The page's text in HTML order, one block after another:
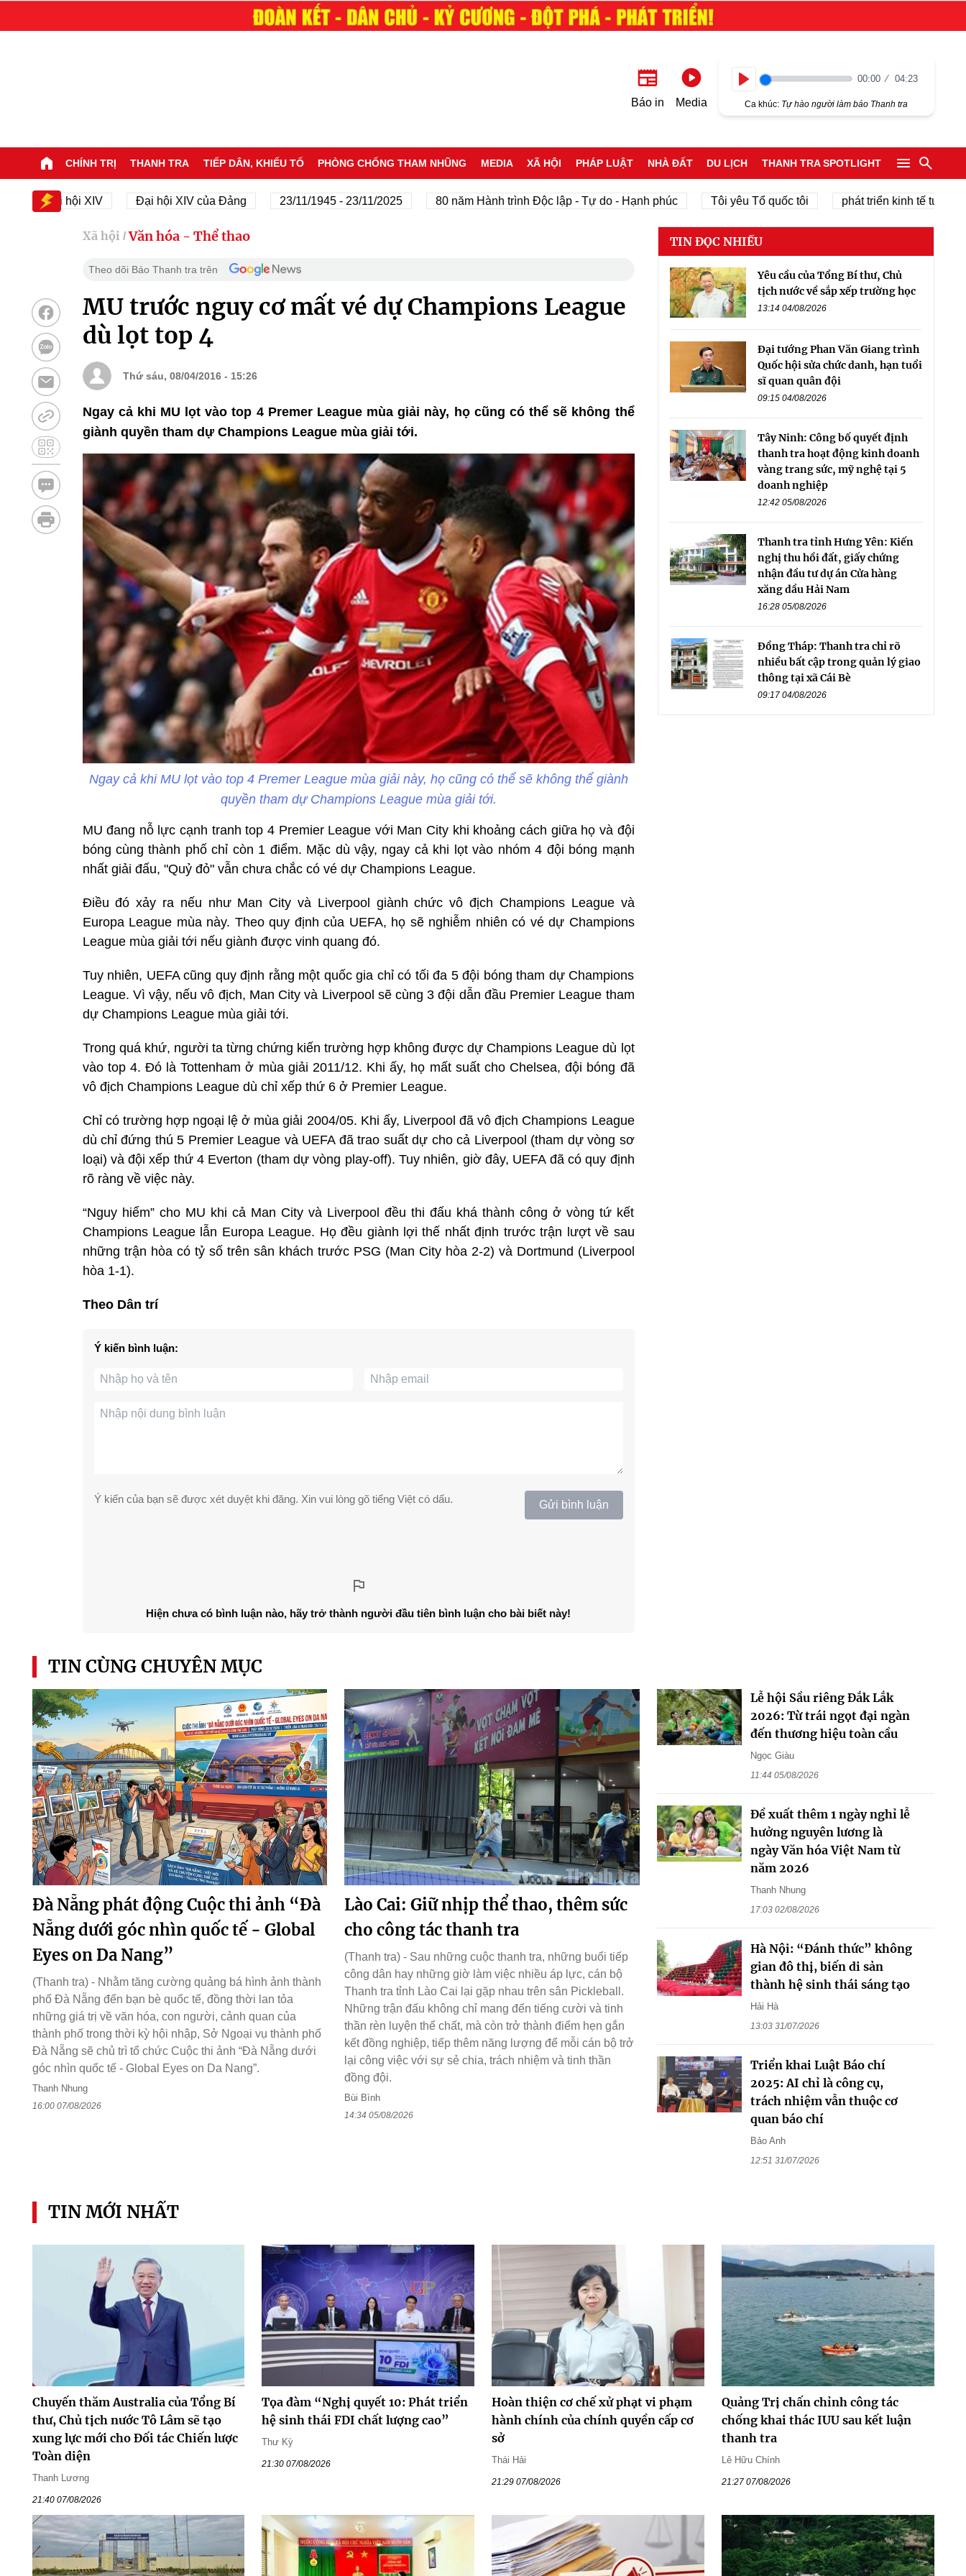
Báo in Media
00:00 04:23
Ca khúc: Tự hào người làm báo Thanh tra
CHÍNH TRỊ THANH TRA TIẾP DÂN, KHIẾU TỐ PHÒNG CHỐNG THAM NHŨNG MEDIA XÃ HỘI PHÁP LUẬT NHÀ ĐẤT DU LỊCH THANH TRA SPOTLIGHT
Đại hội XIV Đại hội XIV của Đảng 23/11/1945 - 23/11/2025 80 năm Hành trình Độc lập - Tự do - Hạnh phúc Tôi yêu Tổ quốc tôi phát triển kinh tế tư nhân
Xã hội / Văn hóa - Thể thao
Theo dõi Báo Thanh tra trên
MU trước nguy cơ mất vé dự Champions League
dù lọt top 4
Thứ sáu, 08/04/2016 - 15:26
Ngay cả khi MU lọt vào top 4 Premer League mùa giải này, họ cũng có thể sẽ không thể
giành quyền tham dự Champions League mùa giải tới.
Ngay cả khi MU lọt vào top 4 Premer League mùa giải này, họ cũng có thể sẽ không thể giành
quyền tham dự Champions League mùa giải tới.
MU đang nỗ lực cạnh tranh top 4 Premier League với Man City khi khoảng cách giữa họ và đội
bóng cùng thành phố chỉ còn 1 điểm. Mặc dù vậy, ngay cả khi lọt vào nhóm 4 đội bóng mạnh
nhất giải đấu, "Quỷ đỏ" vẫn chưa chắc có vé dự Champions League.
Điều đó xảy ra nếu như Man City và Liverpool giành chức vô địch Champions League và
Europa League mùa này. Theo quy định của UEFA, họ sẽ nghiễm nhiên có vé dự Champions
League mùa giải tới nếu giành được vinh quang đó.
Tuy nhiên, UEFA cũng quy định rằng một quốc gia chỉ có tối đa 5 đội bóng tham dự Champions
League. Vì vậy, nếu vô địch, Man City và Liverpool sẽ cùng 3 đội dẫn đầu Premier League tham
dự Champions League mùa giải tới.
Trong quá khứ, người ta từng chứng kiến trường hợp không được dự Champions League dù lọt
vào top 4. Đó là Tottenham ở mùa giải 2011/12. Khi ấy, họ mất suất cho Chelsea, đội bóng đã
vô địch Champions League dù chỉ xếp thứ 6 ở Premier League.
Chỉ có trường hợp ngoại lệ ở mùa giải 2004/05. Khi ấy, Liverpool đã vô địch Champions League
dù chỉ đứng thú 5 Premier League và UEFA đã trao suất dự cho cả Liverpool (tham dự vòng sơ
loại) và đội xếp thứ 4 Everton (tham dự vòng play-off). Tuy nhiên, giờ đây, UEFA đã có quy định
rõ ràng về việc này.
“Nguy hiểm” cho MU khi cả Man City và Liverpool đều thi đấu khá thành công ở vòng tứ kết
Champions League lẫn Europa League. Họ đều giành lợi thế nhất định trước trận lượt về sau
những trận hòa có tỷ số trên sân khách trước PSG (Man City hòa 2-2) và Dortmund (Liverpool
hòa 1-1).
Theo Dân trí
Ý kiến bình luận:
Ý kiến của bạn sẽ được xét duyệt khi đăng. Xin vui lòng gõ tiếng Việt có dấu. Gửi bình luận
Hiện chưa có bình luận nào, hãy trở thành người đầu tiên bình luận cho bài biết này!
TIN ĐỌC NHIỀU
Yêu cầu của Tổng Bí thư, Chủ
tịch nước về sắp xếp trường học
13:14 04/08/2026
Đại tướng Phan Văn Giang trình
Quốc hội sửa chức danh, hạn tuổi
sĩ quan quân đội
09:15 04/08/2026
Tây Ninh: Công bố quyết định
thanh tra hoạt động kinh doanh
vàng trang sức, mỹ nghệ tại 5
doanh nghiệp
12:42 05/08/2026
Thanh tra tỉnh Hưng Yên: Kiến
nghị thu hồi đất, giấy chứng
nhận đầu tư dự án Cửa hàng
xăng dầu Hải Nam
16:28 05/08/2026
Đồng Tháp: Thanh tra chỉ rõ
nhiều bất cập trong quản lý giao
thông tại xã Cái Bè
09:17 04/08/2026
TIN CÙNG CHUYÊN MỤC
Đà Nẵng phát động Cuộc thi ảnh “Đà
Nẵng dưới góc nhìn quốc tế - Global
Eyes on Da Nang”
(Thanh tra) - Nhằm tăng cường quảng bá hình ảnh thành
phố Đà Nẵng đến bạn bè quốc tế, đồng thời lan tỏa
những giá trị về văn hóa, con người, cảnh quan của
thành phố trong thời kỳ hội nhập, Sở Ngoại vụ thành phố
Đà Nẵng sẽ chủ trì tổ chức Cuộc thi ảnh “Đà Nẵng dưới
góc nhìn quốc tế - Global Eyes on Da Nang”.
Thanh Nhung
16:00 07/08/2026
Lào Cai: Giữ nhịp thể thao, thêm sức
cho công tác thanh tra
(Thanh tra) - Sau những cuộc thanh tra, những buổi tiếp
công dân hay những giờ làm việc nhiều áp lực, cán bộ
Thanh tra tỉnh Lào Cai lại gặp nhau trên sân Pickleball.
Những trận đấu không chỉ mang đến tiếng cười và tinh
thần rèn luyện thể chất, mà còn trở thành điểm hẹn gắn
kết đồng nghiệp, tiếp thêm năng lượng để mỗi cán bộ trở
lại công việc với sự sẻ chia, trách nhiệm và tinh thần
đồng đội.
Bùi Bình
14:34 05/08/2026
Lễ hội Sầu riêng Đắk Lắk
2026: Từ trái ngọt đại ngàn
đến thương hiệu toàn cầu
Ngọc Giàu
11:44 05/08/2026
Đề xuất thêm 1 ngày nghỉ lễ
hưởng nguyên lương là
ngày Văn hóa Việt Nam từ
năm 2026
Thanh Nhung
17:03 02/08/2026
Hà Nội: “Đánh thức” không
gian đô thị, biến di sản
thành hệ sinh thái sáng tạo
Hải Hà
13:03 31/07/2026
Triển khai Luật Báo chí
2025: AI chỉ là công cụ,
trách nhiệm vẫn thuộc cơ
quan báo chí
Bảo Anh
12:51 31/07/2026
TIN MỚI NHẤT
Chuyến thăm Australia của Tổng Bí
thư, Chủ tịch nước Tô Lâm sẽ tạo
xung lực mới cho Đối tác Chiến lược
Toàn diện
Thanh Lương
21:40 07/08/2026
Tọa đàm “Nghị quyết 10: Phát triển
hệ sinh thái FDI chất lượng cao”
Thư Kỳ
21:30 07/08/2026
Hoàn thiện cơ chế xử phạt vi phạm
hành chính của chính quyền cấp cơ
sở
Thái Hải
21:29 07/08/2026
Quảng Trị chấn chỉnh công tác
chống khai thác IUU sau kết luận
thanh tra
Lê Hữu Chính
21:27 07/08/2026